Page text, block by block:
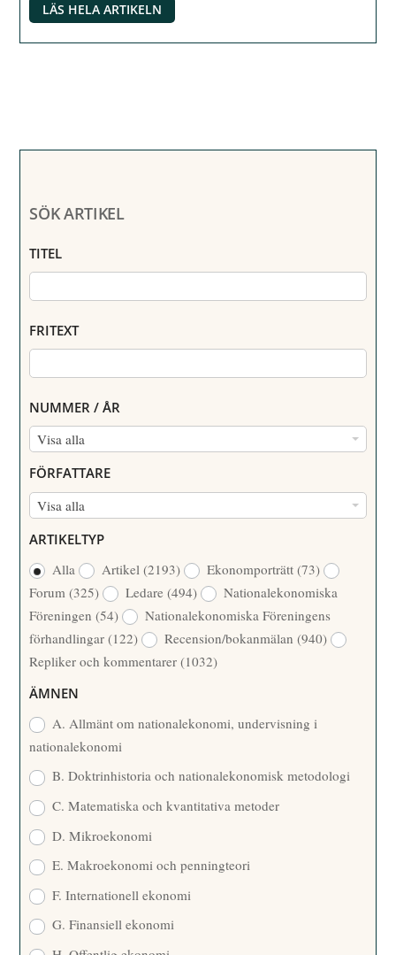
LÄS HELA ARTIKELN
SÖK ARTIKEL
TITEL
FRITEXT
NUMMER / ÅR
Visa alla
N
M
M
/
Å
R
FÖRFATTARE
Visa alla
R
F
A
T
T
A
R
ARTIKELTYP
Alla
Artikel(2193) Ekonomporträtt(73)
Forum(325) Ledare(494)
Nationalekonomiska
Föreningen(54)
Nationalekonomiska Föreningens
förhandlingar(122) Recension/bokanmälan(940)
Repliker och kommentarer(1032)
ÄMNEN
A. Allmänt om nationalekonomi, undervisning i
nationalekonomi
B. Doktrinhistoria och nationalekonomisk metodologi
C. Matematiska och kvantitativa metoder
D. Mikroekonomi
E. Makroekonomi och penningteori
F. Internationell ekonomi
G. Finansiell ekonomi